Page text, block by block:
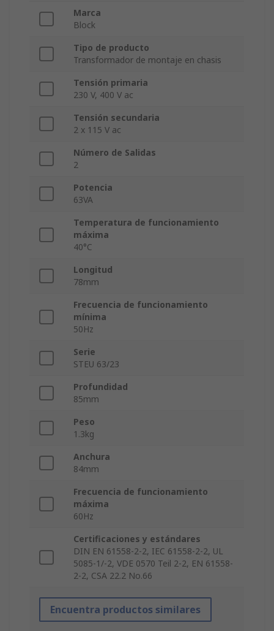
Marca
Block
Tipo de producto
Transformador de montaje en chasis
Tensión primaria
230 V, 400 V ac
Tensión secundaria
2 x 115 V ac
Número de Salidas
2
Potencia
63VA
Temperatura de funcionamiento
máxima
40°C
Longitud
78mm
Frecuencia de funcionamiento
mínima
50Hz
Serie
STEU 63/23
Profundidad
85mm
Peso
1.3kg
Anchura
84mm
Frecuencia de funcionamiento
máxima
60Hz
Certificaciones y estándares
DIN EN 61558-2-2, IEC 61558-2-2, UL
5085-1/-2, VDE 0570 Teil 2-2, EN 61558-
2-2, CSA 22.2 No.66
Encuentra productos similares